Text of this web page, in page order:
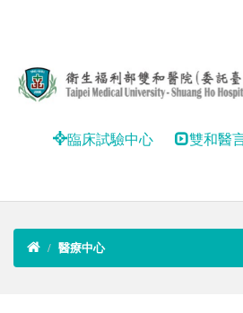
臨床試驗中心 雙和醫
醫療中心